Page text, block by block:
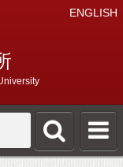
ENGLISH